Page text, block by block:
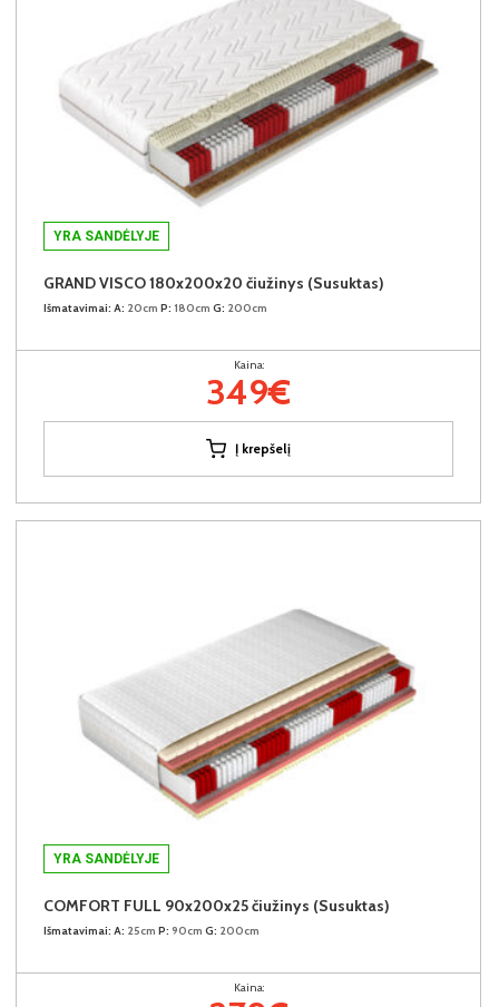
YRA SANDĖLYJE
GRAND VISCO 180x200x20 čiužinys (Susuktas)
Išmatavimai: A: 20cm P: 180cm G: 200cm
Kaina:
349€
Į krepšelį
YRA SANDĖLYJE
COMFORT FULL 90x200x25 čiužinys (Susuktas)
Išmatavimai: A: 25cm P: 90cm G: 200cm
Kaina: